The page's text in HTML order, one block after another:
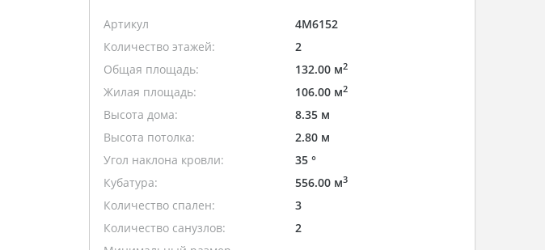
Артикул
4M6152
Количество этажей:
2
Общая площадь:
132.00 м2
Жилая площадь: 106.00 м2
Высота дома:
8.35 м
Высота потолка:
2.80 м
Угол наклона кровли:
35 °
Кубатура:
556.00 м3
Количество спален:
3
Количество санузлов:
2